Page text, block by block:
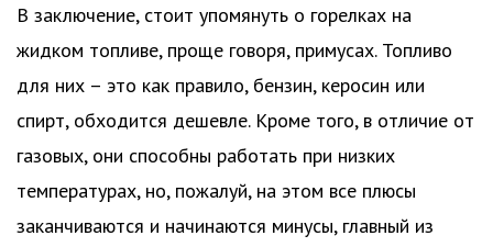
В заключение, стоит упомянуть о горелках на
жидком топливе, проще говоря, примусах. Топливо
для них – это как правило, бензин, керосин или
спирт, обходится дешевле. Кроме того, в отличие от
газовых, они способны работать при низких
температурах, но, пожалуй, на этом все плюсы
заканчиваются и начинаются минусы, главный из